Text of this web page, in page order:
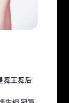
舞王舞后